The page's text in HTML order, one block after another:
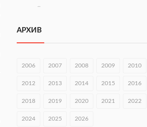
Городец подписал соглашения с
вырос в 1,9 раза
В Нижнем Новгороде открыли
АРХИВ
2006 2007 2008 2009 2010
2012 2013 2014 2015 2016
2018 2019 2020 2021 2022
2024 2025 2026